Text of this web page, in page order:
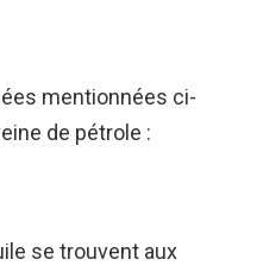
mentionnées ci-
de pétrole :
se trouvent aux